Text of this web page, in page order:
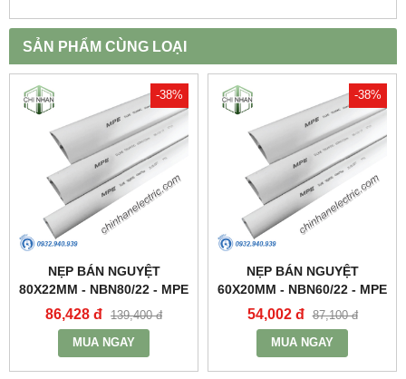
SẢN PHẨM CÙNG LOẠI
-38%
NẸP BÁN NGUYỆT
80X22MM - NBN80/22 - MPE
86,428 đ 139,400 đ
MUA NGAY
-38%
NẸP BÁN NGUYỆT
60X20MM - NBN60/22 - MPE
54,002 đ 87,100 đ
MUA NGAY